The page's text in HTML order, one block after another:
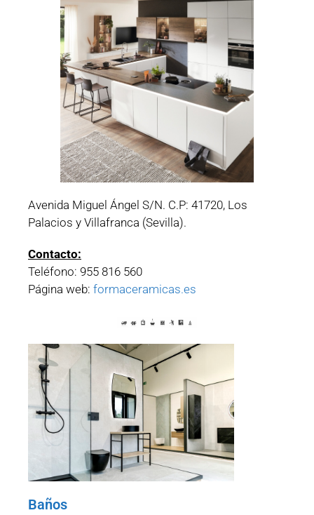
Avenida Miguel Ángel S/N. C.P: 41720, Los
Palacios y Villafranca (Sevilla).
Contacto:
Teléfono: 955 816 560
Página web: formaceramicas.es
Baños